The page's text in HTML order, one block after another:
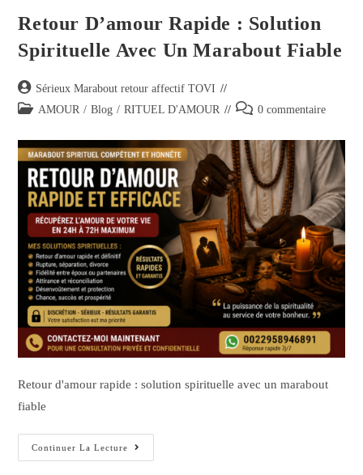
Retour D’amour Rapide : Solution
Spirituelle Avec Un Marabout Fiable
Sérieux Marabout retour affectif TOVI
AMOUR / Blog / RITUEL D'AMOUR 0 commentaire
Retour d'amour rapide : solution spirituelle avec un marabout
fiable
Continuer La Lecture